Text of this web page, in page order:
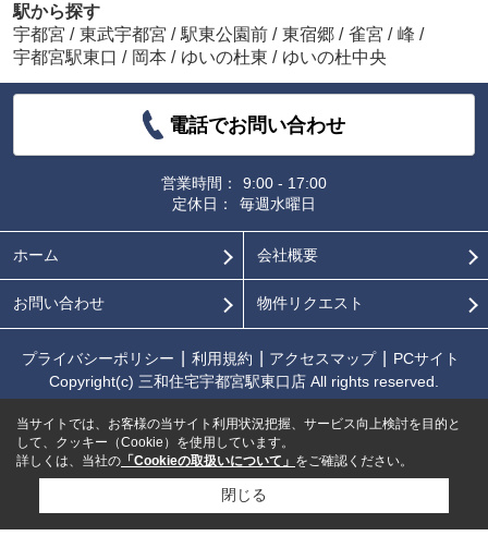
駅から探す
宇都宮 / 東武宇都宮 / 駅東公園前 / 東宿郷 / 雀宮 / 峰 /
宇都宮駅東口 / 岡本 / ゆいの杜東 / ゆいの杜中央
電話でお問い合わせ
営業時間：
9:00 - 17:00
定休日：
毎週水曜日
ホーム 会社概要
お問い合わせ 物件リクエスト
プライバシーポリシー 利用規約 アクセスマップ
PCサイト
Copyright(c) 三和住宅宇都宮駅東口店 All rights reserved.
当サイトでは、お客様の当サイト利用状況把握、サービス向上検討を目的と
して、クッキー（Cookie）を使用しています。
詳しくは、当社の 「Cookieの取扱いについて」 をご確認ください。
閉じる